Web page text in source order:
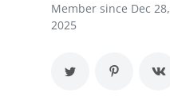
Member since Dec 28,
2025